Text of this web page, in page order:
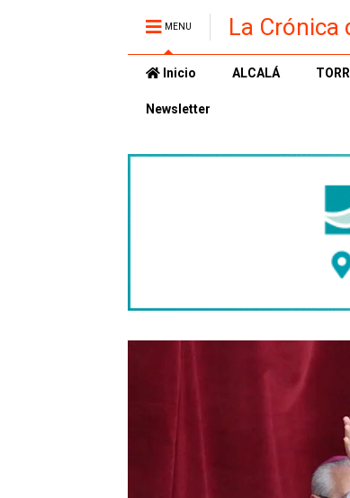
MENU La Crónica
Inicio ALCALÁ
Newsletter